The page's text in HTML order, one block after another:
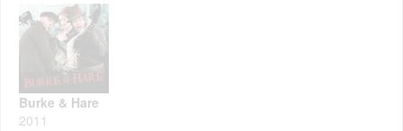
Burke & Hare
2011